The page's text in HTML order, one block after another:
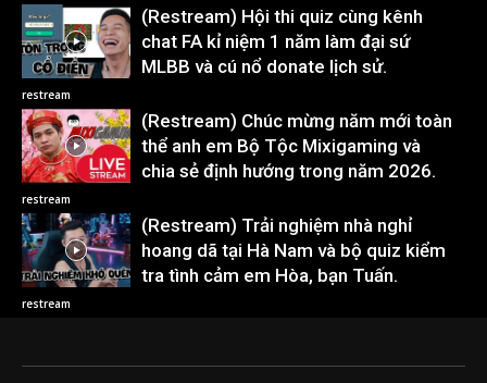
restream
(Restream) Hội thi quiz cùng kênh
chat FA kỉ niệm 1 năm làm đại sứ
MLBB và cú nổ donate lịch sử.
restream
(Restream) Chúc mừng năm mới toàn
thể anh em Bộ Tộc Mixigaming và
chia sẻ định hướng trong năm 2026.
restream
(Restream) Trải nghiệm nhà nghỉ
hoang dã tại Hà Nam và bộ quiz kiểm
tra tình cảm em Hòa, bạn Tuấn.